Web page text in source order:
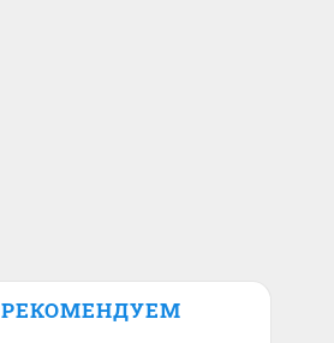
РЕКОМЕНДУЕМ